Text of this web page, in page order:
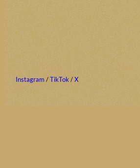
Instagram/TikTok/X